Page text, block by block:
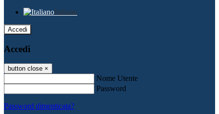
Italiano
Accedi
Accedi
button close ×
Nome Utente
Password
Password dimenticata?